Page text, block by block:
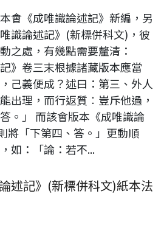
會《成唯識論述記》新編，另
識論述記》(新標併科文)，彼
之處，有幾點需要釐清：
》卷三末根據諸藏版本應當
己義便成？述曰：第三、外人
出理，而行返質︰豈斥他過，
。」 而該會版本《成唯識論
將「下第四、答。」更動順
如：「論：若不...
述記》(新標併科文)紙本法